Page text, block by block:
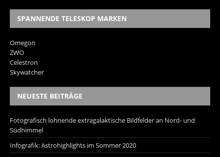
SPANNENDE TELESKOP MARKEN
Omegon
ZWO
Celestron
Skywatcher
NEUESTE BEITRÄGE
Fotografisch lohnende extragalaktische Bildfelder an Nord- und
Südhimmel
Infografik: Astrohighlights im Sommer 2020